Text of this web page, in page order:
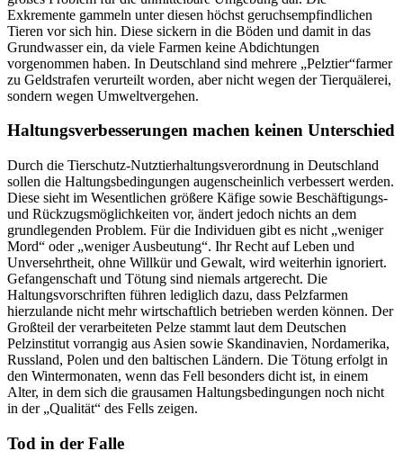
Exkremente gammeln unter diesen höchst geruchsempfindlichen
Tieren vor sich hin. Diese sickern in die Böden und damit in das
Grundwasser ein, da viele Farmen keine Abdichtungen
vorgenommen haben. In Deutschland sind mehrere „Pelztier“farmer
zu Geldstrafen verurteilt worden, aber nicht wegen der Tierquälerei,
sondern wegen Umweltvergehen.
Haltungsverbesserungen machen keinen Unterschied
Durch die Tierschutz-Nutztierhaltungsverordnung in Deutschland
sollen die Haltungsbedingungen augenscheinlich verbessert werden.
Diese sieht im Wesentlichen größere Käfige sowie Beschäftigungs-
und Rückzugsmöglichkeiten vor, ändert jedoch nichts an dem
grundlegenden Problem. Für die Individuen gibt es nicht „weniger
Mord“ oder „weniger Ausbeutung“. Ihr Recht auf Leben und
Unversehrtheit, ohne Willkür und Gewalt, wird weiterhin ignoriert.
Gefangenschaft und Tötung sind niemals artgerecht. Die
Haltungsvorschriften führen lediglich dazu, dass Pelzfarmen
hierzulande nicht mehr wirtschaftlich betrieben werden können. Der
Großteil der verarbeiteten Pelze stammt laut dem Deutschen
Pelzinstitut vorrangig aus Asien sowie Skandinavien, Nordamerika,
Russland, Polen und den baltischen Ländern. Die Tötung erfolgt in
den Wintermonaten, wenn das Fell besonders dicht ist, in einem
Alter, in dem sich die grausamen Haltungsbedingungen noch nicht
in der „Qualität“ des Fells zeigen.
Tod in der Falle